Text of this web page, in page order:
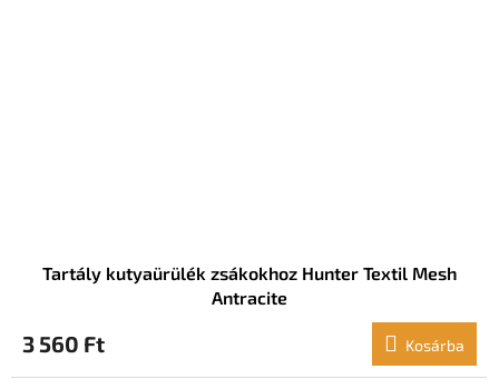
Tartály kutyaürülék zsákokhoz Hunter Textil Mesh
Antracite
3 560 Ft Kosárba